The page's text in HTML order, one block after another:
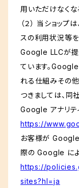
用いただけなくな
（２） 当ショッ
スの利用状況等
Google LLCが提
ています。
れる仕組みその
つきましては、同
Google アナリテ
https://
お客様が Google
際の Google によ
https://
sites?hl=ja